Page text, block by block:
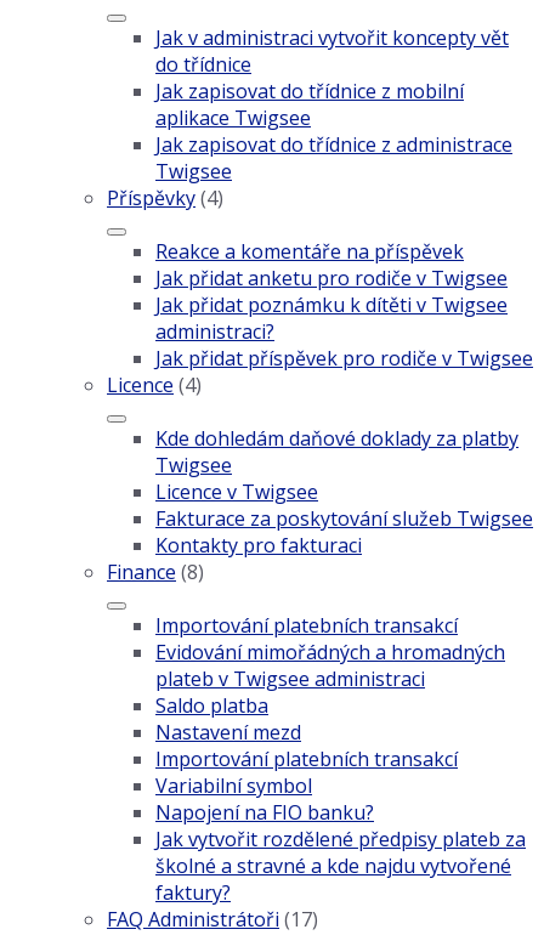
Jak v administraci vytvořit koncepty vět
do třídnice
Jak zapisovat do třídnice z mobilní
aplikace Twigsee
Jak zapisovat do třídnice z administrace
Twigsee
Příspěvky(4)
Reakce a komentáře na příspěvek
Jak přidat anketu pro rodiče v Twigsee
Jak přidat poznámku k dítěti v Twigsee
administraci?
Jak přidat příspěvek pro rodiče v Twigsee
Licence (4)
Kde dohledám daňové doklady za platby
Twigsee
Licence v Twigsee
Fakturace za poskytování služeb Twigsee
Kontakty pro fakturaci
Finance (8)
Importování platebních transakcí
Evidování mimořádných a hromadných
plateb v Twigsee administraci
Saldo platba
Nastavení mezd
Importování platebních transakcí
Variabilní symbol
Napojení na FIO banku?
Jak vytvořit rozdělené předpisy plateb za
školné a stravné a kde najdu vytvořené
faktury?
FAQ Administrátoři (17)